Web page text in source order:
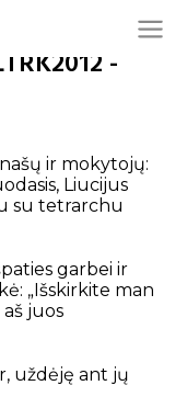
-
ir mokytojų:
Liucijus
su tetrarchu
garbei ir
„Išskirkite man
juos
uždėję ant jų